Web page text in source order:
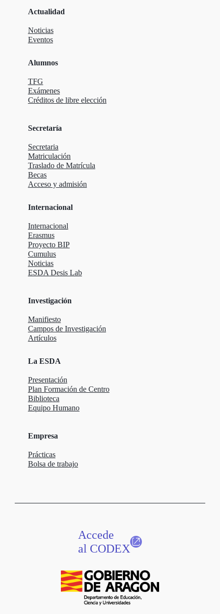
Actualidad
Noticias
Eventos
Alumnos
TFG
Exámenes
Créditos de libre elección
Secretaría
Secretaria
Matriculación
Traslado de Matrícula
Becas
Acceso y admisión
Internacional
Internacional
Erasmus
Proyecto BIP
Cumulus
Noticias
ESDA Desis Lab
Investigación
Manifiesto
Campos de Investigación
Artículos
La ESDA
Presentación
Plan Formación de Centro
Biblioteca
Equipo Humano
Empresa
Prácticas
Bolsa de trabajo
Accede
al CODEX